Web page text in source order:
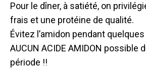
Pour le dîner, à satiété, on
frais et une protéine de qualité.
Évitez l’amidon pendant
AUCUN ACIDE AMIDON possible
période !!